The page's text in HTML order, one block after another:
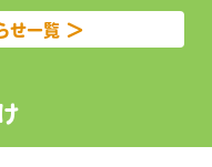
せ一覧 ＞